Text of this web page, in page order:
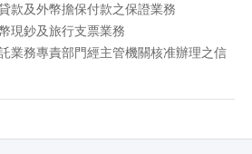
款及外幣擔保付款之保證業務
現鈔及旅行支票業務
業務專責部門經主管機關核准辦理之信